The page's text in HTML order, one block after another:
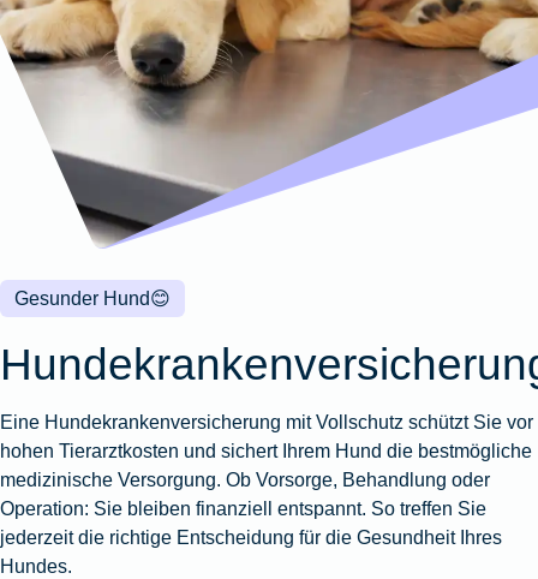
Wohnungsschutzbrief
Zur
Produktübersicht
Gewässerschadenhaftpflicht
Produktübersicht
Zur
Produktübersicht
Reisehaftpflichtversicherung
Reiserücktrittsversicherung
Produktübersicht
Zur
Produktübersicht
Zur
Produktübersicht
Zur
Produktübersicht
Montageversicherung
Produktübersicht
Gruppenunfall für
Betriebe
Vereine
Zur
Kunstversicherung
Ausstellungsversicherung
Valorenversicherung
Oldtimersammlungsversicherung
Zur
Produktübersicht
😊
Gesunder Hund
Eine Hundekrankenversicherung mit Vollschutz schützt Sie vor
hohen Tierarztkosten und sichert Ihrem Hund die bestmögliche
medizinische Versorgung. Ob Vorsorge, Behandlung oder
Operation: Sie bleiben finanziell entspannt. So treffen Sie
jederzeit die richtige Entscheidung für die Gesundheit Ihres
Hundes.